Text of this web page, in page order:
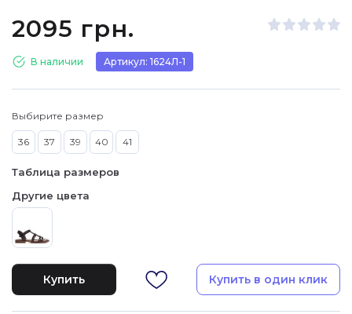
2095 грн.
В наличии Артикул: 1624Л-1
Выбирите размер
36 37 39 40 41
Таблица размеров
Другие цвета
Купить Купить в один клик